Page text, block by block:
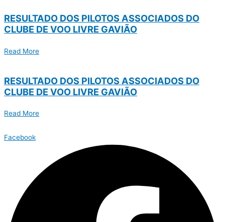
RESULTADO DOS PILOTOS ASSOCIADOS DO
CLUBE DE VOO LIVRE GAVIÃO
Read More
RESULTADO DOS PILOTOS ASSOCIADOS DO
CLUBE DE VOO LIVRE GAVIÃO
Read More
Facebook